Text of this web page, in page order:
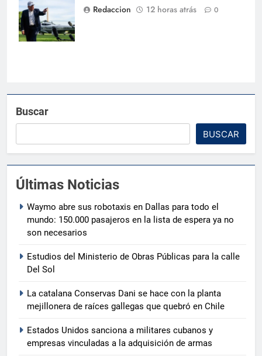
escasez de
municiones
Redaccion
12 horas atrás 0
Buscar
BUSCAR
Últimas Noticias
Waymo abre sus robotaxis en Dallas para todo el
mundo: 150.000 pasajeros en la lista de espera ya no
son necesarios
Estudios del Ministerio de Obras Públicas para la calle
Del Sol
La catalana Conservas Dani se hace con la planta
mejillonera de raíces gallegas que quebró en Chile
Estados Unidos sanciona a militares cubanos y
empresas vinculadas a la adquisición de armas